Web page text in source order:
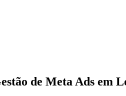
de Meta Ads em